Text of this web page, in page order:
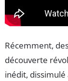
Récemment,
découverte
inédit, dissimulé